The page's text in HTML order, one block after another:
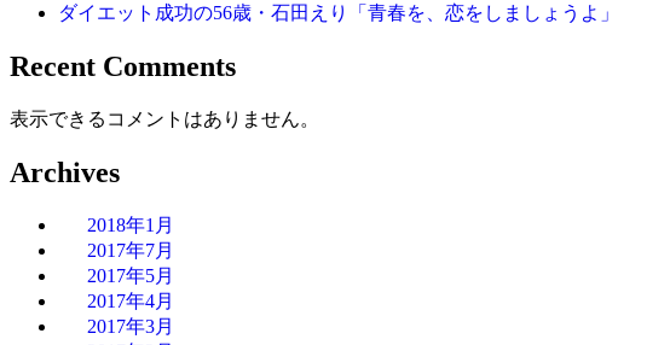
ダイエット成功の56歳・石田えり「青春を、恋をしましょうよ」
Recent Comments
表示できるコメントはありません。
Archives
2018年1月
2017年7月
2017年5月
2017年4月
2017年3月